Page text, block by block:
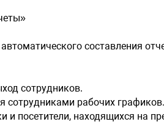
составления
сотрудников.
рабочих графиков.
посетители, находящихся на